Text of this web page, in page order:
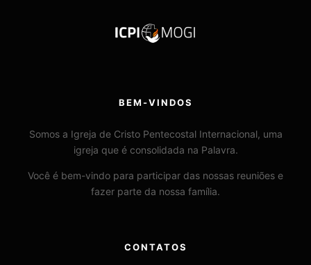
BEM-VINDOS
Somos a Igreja de Cristo Pentecostal Internacional, uma
igreja que é consolidada na Palavra.
Você é bem-vindo para participar das nossas reuniões e
fazer parte da nossa família.
CONTATOS